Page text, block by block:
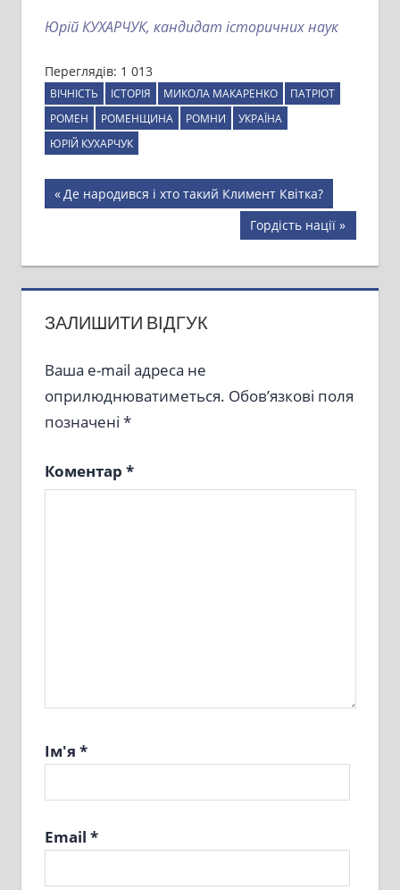
Юрій КУХАРЧУК, кандидат історичних наук
Переглядів: 1 013
ВІЧНІСТЬ ІСТОРІЯ МИКОЛА МАКАРЕНКО
ПАТРІОТ
РОМЕН
РОМЕНЩИНА РОМНИ
УКРАЇНА
ЮРІЙ КУХАРЧУК
Навігація
Previous
Post:
Де народився і хто такий Климент Квітка?
Next
Post:
Гордість нації
ЗАЛИШИТИ ВІДГУК
Ваша e-mail адреса не
оприлюднюватиметься. Обов’язкові поля
позначені *
Коментар *
Ім'я *
Email *